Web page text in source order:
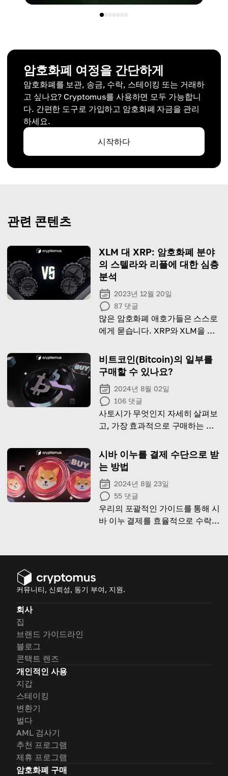
암호화폐 여정을 간단하게
암호화폐를 보관, 송금, 수락, 스테이킹 또는 거래하
고 싶나요? Cryptomus를 사용하면 모두 가능합니
다. 간편한 도구로 가입하고 암호화폐 자금을 관리
하세요.
시작하다
관련 콘텐츠
XLM 대 XRP: 암호화폐 분야
의 스텔라와 리플에 대한 심층
분석
2023년 12월 20일
87 댓글
많은 암호화폐 애호가들은 스스로
에게 묻습니다. XRP와 XLM을 구
관점을 정의해 보겠습니다.
비트코인(Bitcoin)의 일부를
구매할 수 있나요?
2024년 8월 02일
106 댓글
사토시가 무엇인지 자세히 살펴보
고, 가장 효과적으로 구매하는 방
시바 이누를 결제 수단으로 받
는 방법
2024년 8월 23일
55 댓글
우리의 포괄적인 가이드를 통해 시
바 이누 결제를 효율적으로 수락하
커뮤니티, 신뢰성, 동기 부여, 지원.
회사
집
브랜드 가이드라인
블로그
콘택트 렌즈
개인적인 사용
지갑
스테이킹
변환기
벌다
AML 검사기
추천 프로그램
제휴 프로그램
암호화폐 구매